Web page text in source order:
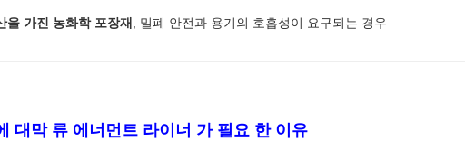
을 가진 농화학 포장재 , 밀폐 안전과 용기의 호흡성이 요구되는 경우
대막 류 에너먼트 라이너 가 필요 한 이유